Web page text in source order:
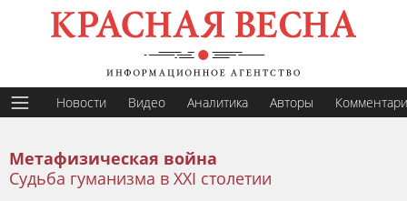
Новости Видео Аналитика Авторы
Метафизическая война
Судьба гуманизма в XXI столетии